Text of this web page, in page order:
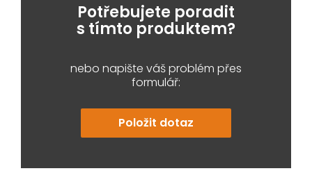
Potřebujete poradit
s tímto produktem?
nebo napište váš problém přes
formulář:
Položit dotaz